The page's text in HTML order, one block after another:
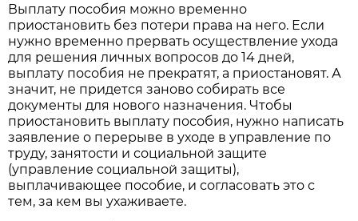
Выплату пособия можно временно
приостановить без потери права на него. Если
нужно временно прервать осуществление ухода
для решения личных вопросов до 14 дней,
выплату пособия не прекратят, а приостановят. А
значит, не придется заново собирать все
документы для нового назначения. Чтобы
приостановить выплату пособия, нужно написать
заявление о перерыве в уходе в управление по
труду, занятости и социальной защите
(управление социальной защиты),
выплачивающее пособие, и согласовать это с
тем, за кем вы ухаживаете.